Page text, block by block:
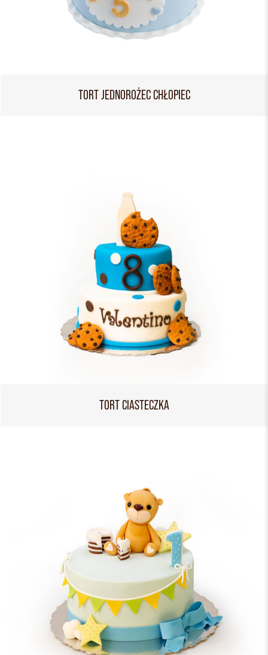
TORT JEDNOROŻEC CHŁOPIEC
TORT CIASTECZKA